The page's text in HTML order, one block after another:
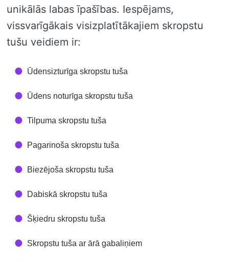
unikālās labas īpašības. Iespējams,
vissvarīgākais visizplatītākajiem skropstu
tušu veidiem ir:
Ūdensizturīga skropstu tuša
Ūdens noturīga skropstu tuša
Tilpuma skropstu tuša
Pagarinoša skropstu tuša
Biezējoša skropstu tuša
Dabiskā skropstu tuša
Šķiedru skropstu tuša
Skropstu tuša ar ārā gabaliņiem